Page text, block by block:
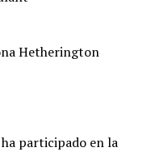
Hetherington
participado en la